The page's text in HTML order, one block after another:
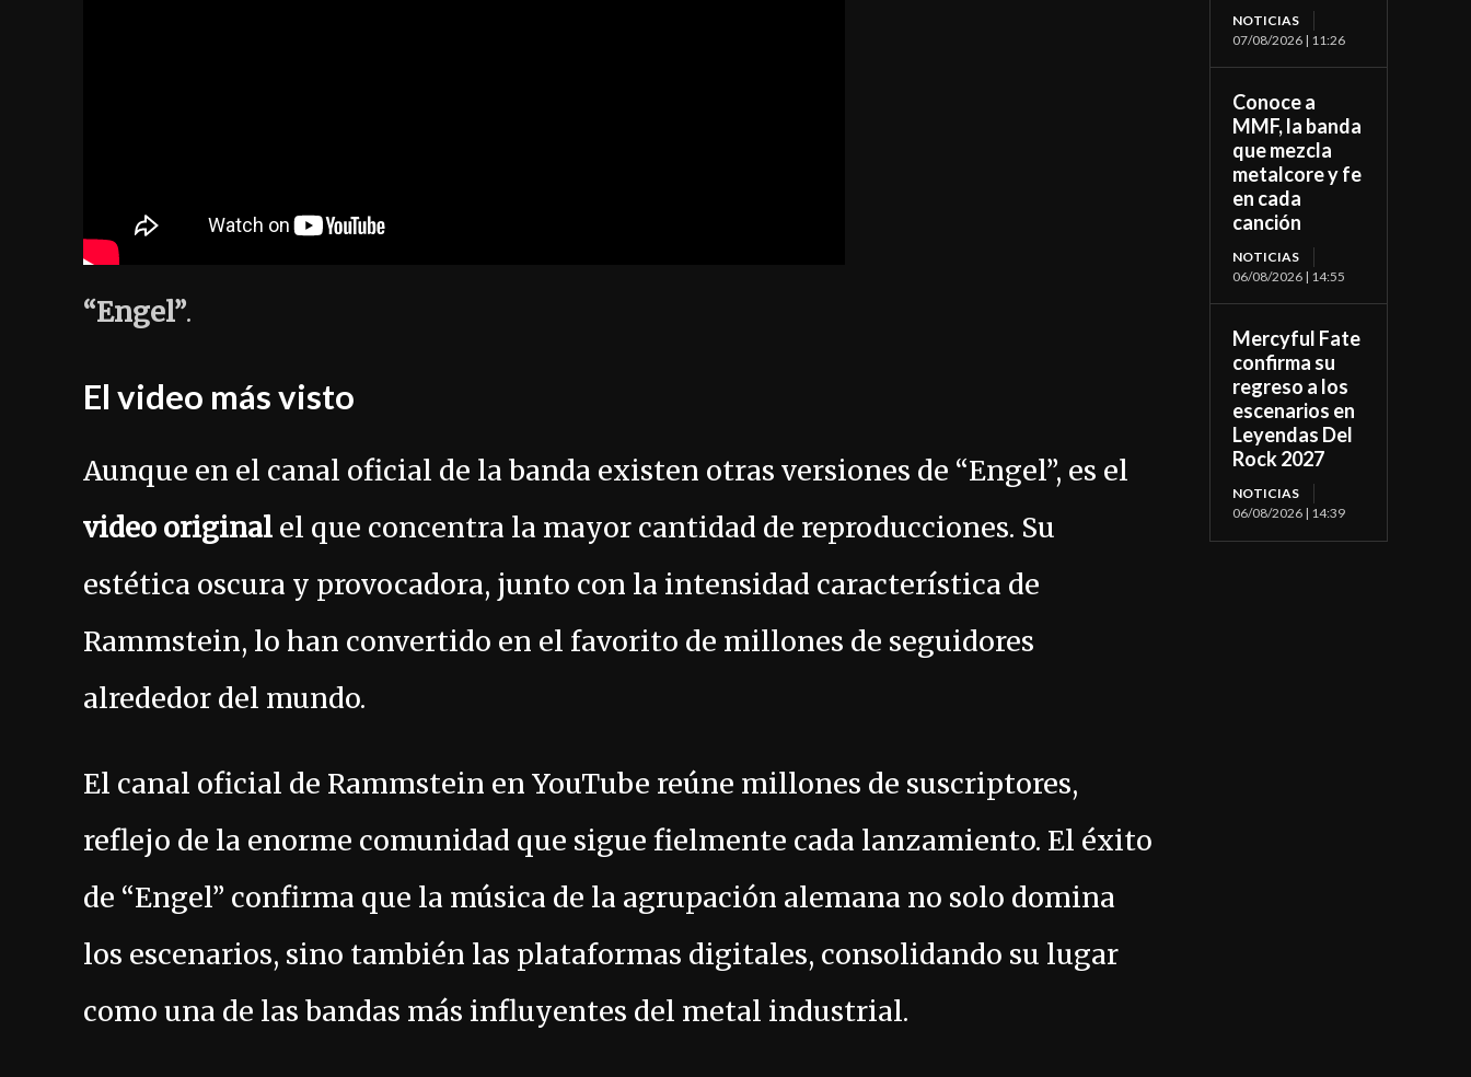
“Engel”.
El video más visto
Aunque en el canal oficial de la banda existen otras versiones de “Engel”, es el
video original el que concentra la mayor cantidad de reproducciones. Su
estética oscura y provocadora, junto con la intensidad característica de
Rammstein, lo han convertido en el favorito de millones de seguidores
alrededor del mundo.
El canal oficial de Rammstein en YouTube reúne millones de suscriptores,
reflejo de la enorme comunidad que sigue fielmente cada lanzamiento. El éxito
de “Engel” confirma que la música de la agrupación alemana no solo domina
los escenarios, sino también las plataformas digitales, consolidando su lugar
como una de las bandas más influyentes del metal industrial.
NOTICIAS
07/08/2026 | 11:26
Conoce a
MMF, la banda
que mezcla
metalcore y fe
en cada
canción
NOTICIAS
06/08/2026 | 14:55
Mercyful Fate
confirma su
regreso a los
escenarios en
Leyendas Del
Rock 2027
NOTICIAS
06/08/2026 | 14:39